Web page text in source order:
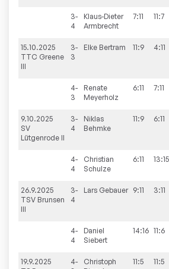
3-
4
Klaus-Dieter
Armbrecht
7:11 11:7
15.10.2025
TTC Greene
III
3-
3
Elke Bertram 11:9 4:11
4-
3
Renate
Meyerholz
6:11 7:11
9.10.2025
SV
Lütgenrode II
3-
4
Niklas
Behmke
11:9 6:11
4-
4
Christian
Schulze
6:11 13:15
26.9.2025
TSV Brunsen
III
3-
4
Lars Gebauer 9:11 3:11
4-
4
Daniel
Siebert
14:16 11:6
19.9.2025
4-
Christoph
11:5 11:5